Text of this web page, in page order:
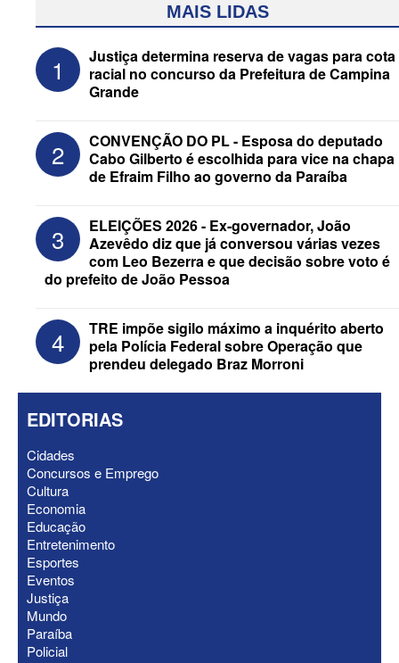
Federação Brasil da Esperança decide
nesta terça apoio ao Governo; PT E
PCdoB apostam em Lucas
ELEIÇÕES 2026 - “Muitas surpresas
virão”, diz Lucas Ribeiro sobre escolha
do nome do vice
MAIS LIDAS
1
Justiça determina reserva de vagas para cota
racial no concurso da Prefeitura de Campina
Grande
2
CONVENÇÃO DO PL - Esposa do deputado
Cabo Gilberto é escolhida para vice na chapa
de Efraim Filho ao governo da Paraíba
3
ELEIÇÕES 2026 - Ex-governador, João
Azevêdo diz que já conversou várias vezes
com Leo Bezerra e que decisão sobre voto é
do prefeito de João Pessoa
4
TRE impõe sigilo máximo a inquérito aberto
pela Polícia Federal sobre Operação que
prendeu delegado Braz Morroni
EDITORIAS
Cidades
Concursos e Emprego
Cultura
Economia
Educação
Entretenimento
Esportes
Eventos
Justiça
Mundo
Paraíba
Policial